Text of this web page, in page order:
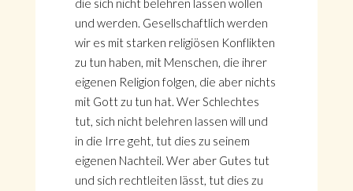
die sich nicht belehren lassen wollen
und werden. Gesellschaftlich werden
wir es mit starken religiösen Konflikten
zu tun haben, mit Menschen, die ihrer
eigenen Religion folgen, die aber nichts
mit Gott zu tun hat. Wer Schlechtes
tut, sich nicht belehren lassen will und
in die Irre geht, tut dies zu seinem
eigenen Nachteil. Wer aber Gutes tut
und sich rechtleiten lässt, tut dies zu